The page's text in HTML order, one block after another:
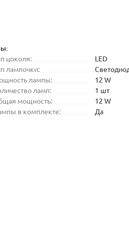
цоколя:
LED
лампочки:
лампы:
12 W
ламп:
1 шт
мощность:
12 W
в комплекте:
Да